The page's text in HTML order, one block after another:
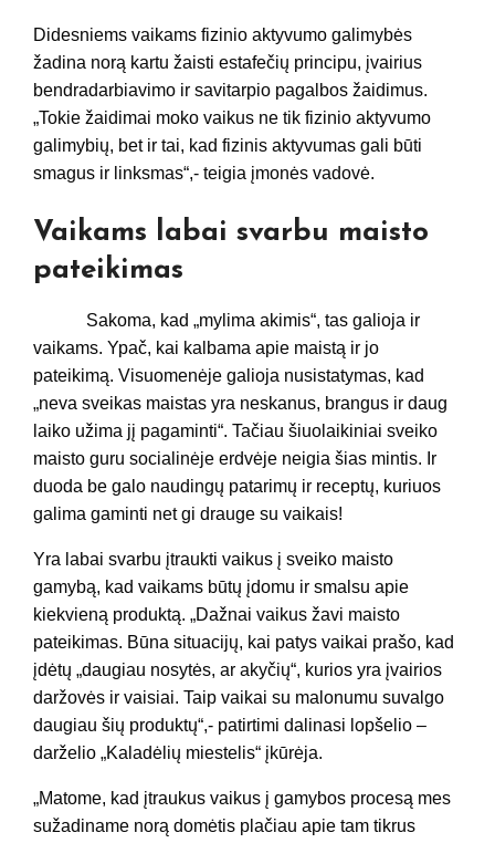
Didesniems vaikams fizinio aktyvumo galimybės
žadina norą kartu žaisti estafečių principu, įvairius
bendradarbiavimo ir savitarpio pagalbos žaidimus.
„Tokie žaidimai moko vaikus ne tik fizinio aktyvumo
galimybių, bet ir tai, kad fizinis aktyvumas gali būti
smagus ir linksmas“,- teigia įmonės vadovė.
Vaikams labai svarbu maisto
pateikimas
Sakoma, kad „mylima akimis“, tas galioja ir
vaikams. Ypač, kai kalbama apie maistą ir jo
pateikimą. Visuomenėje galioja nusistatymas, kad
„neva sveikas maistas yra neskanus, brangus ir daug
laiko užima jį pagaminti“. Tačiau šiuolaikiniai sveiko
maisto guru socialinėje erdvėje neigia šias mintis. Ir
duoda be galo naudingų patarimų ir receptų, kuriuos
galima gaminti net gi drauge su vaikais!
Yra labai svarbu įtraukti vaikus į sveiko maisto
gamybą, kad vaikams būtų įdomu ir smalsu apie
kiekvieną produktą. „Dažnai vaikus žavi maisto
pateikimas. Būna situacijų, kai patys vaikai prašo, kad
įdėtų „daugiau nosytės, ar akyčių“, kurios yra įvairios
daržovės ir vaisiai. Taip vaikai su malonumu suvalgo
daugiau šių produktų“,- patirtimi dalinasi lopšelio –
darželio „Kaladėlių miestelis“ įkūrėja.
„Matome, kad įtraukus vaikus į gamybos procesą mes
sužadiname norą domėtis plačiau apie tam tikrus